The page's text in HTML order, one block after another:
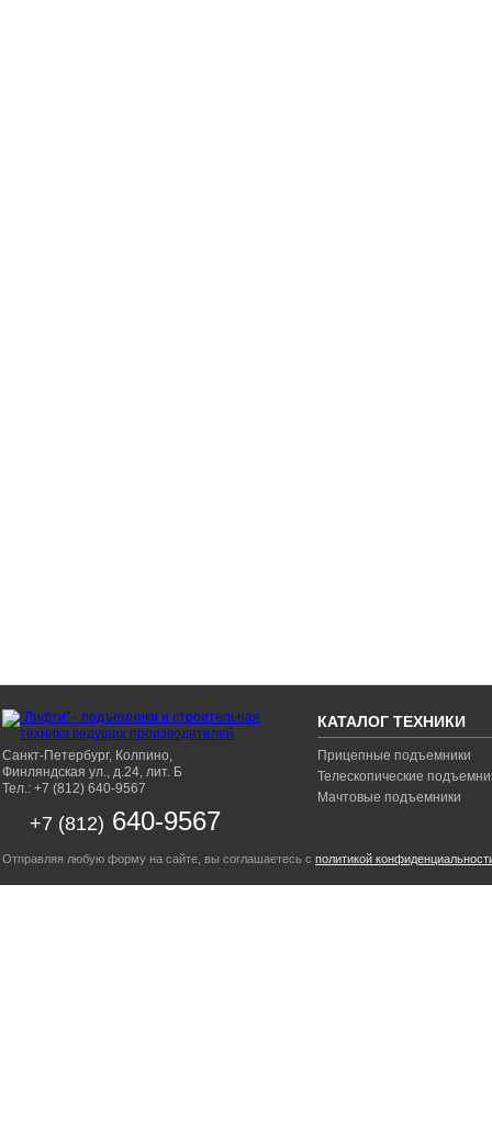
Санкт-Петербург, Колпино,
Финляндская ул., д.24, лит. Б
Тел.: +7 (812) 640-9567
+7 (812) 640-9567
КАТАЛОГ ТЕХНИКИ
Прицепные подъемники
Телескопические
Мачтовые подъемники
Отправляя любую форму на сайте, вы соглашаетесь с политикой